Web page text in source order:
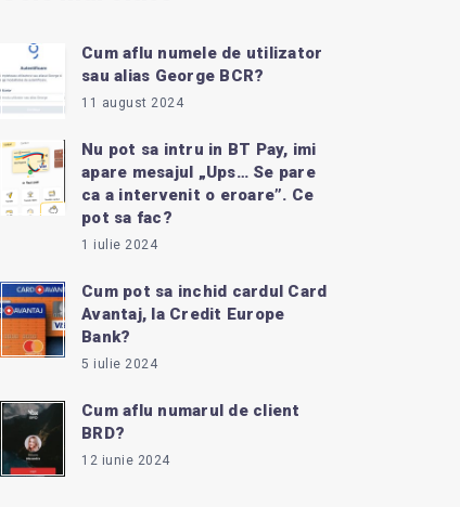
Cum aflu numele de utilizator
sau alias George BCR?
11 august 2024
Nu pot sa intru in BT Pay, imi
apare mesajul „Ups… Se pare
ca a intervenit o eroare”. Ce
pot sa fac?
1 iulie 2024
Cum pot sa inchid cardul Card
Avantaj, la Credit Europe
Bank?
5 iulie 2024
Cum aflu numarul de client
BRD?
12 iunie 2024